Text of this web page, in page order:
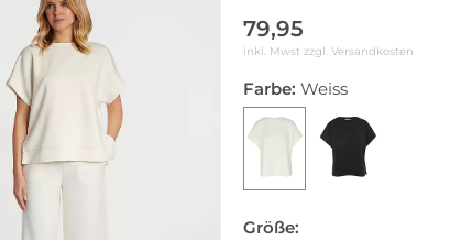
79,95
inkl. Mwst zzgl. Versandkosten
Farbe: Weiss
Größe: